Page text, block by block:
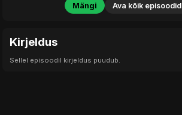
Mängi Ava kõik episoodid
Kirjeldus
Sellel episoodil kirjeldus puudub.